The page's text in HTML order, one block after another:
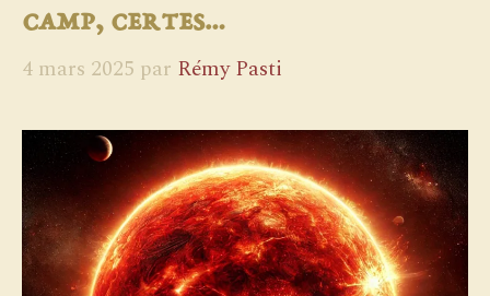
camp, certes…
4 mars 2025 par Rémy Pasti